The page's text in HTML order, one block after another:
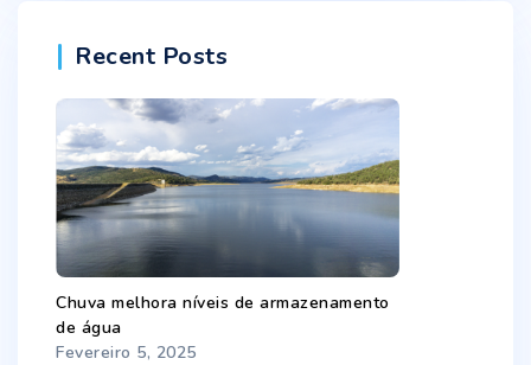
Recent Posts
Chuva melhora níveis de armazenamento
de água
Fevereiro 5, 2025